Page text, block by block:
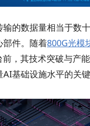
的数据量相当于数
部件。随着800G光模
，其技术突破与产
基础设施水平的关